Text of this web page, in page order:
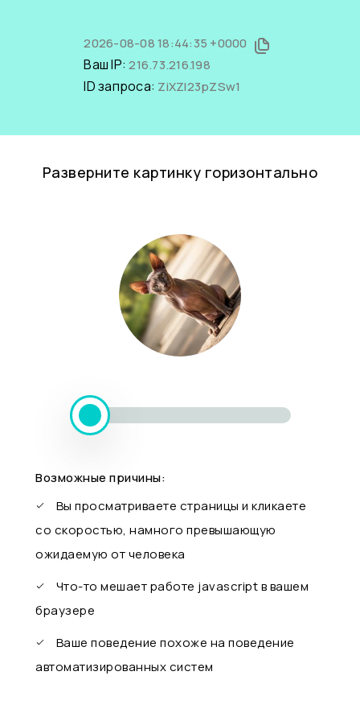
2026-08-08 18:44:35 +0000
Ваш IP:216.73.216.198
ID запроса: ZiXZI23pZSw1
Разверните картинку горизонтально
Возможные причины:
Вы просматриваете страницы и кликаете
со скоростью, намного превышающую
ожидаемую от человека
Что-то мешает работе javascript в вашем
браузере
Ваше поведение похоже на поведение
автоматизированных систем